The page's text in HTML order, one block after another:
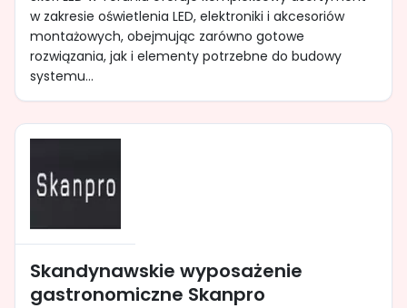
w zakresie oświetlenia LED, elektroniki i akcesoriów
montażowych, obejmując zarówno gotowe
rozwiązania, jak i elementy potrzebne do budowy
systemu...
Skandynawskie wyposażenie
gastronomiczne Skanpro